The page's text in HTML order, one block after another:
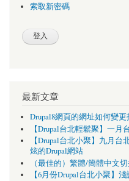
索取新密碼
最新文章
Drupal8網頁的網址如何變更
【Drupal台北輕鬆聚】一月
【Drupal台北小聚】九月台
炫的Drupal網站
（最佳的）繁體/簡體中文
【6月份Drupal台北小聚】